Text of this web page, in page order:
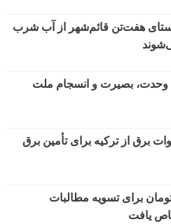
هفت‌تن قائم‌شهر از آب شرب
وحدت، بصیرت و انسجام ملت
۴۵۰ مگاوات برق از ترکیه برای تأمین برق
تومان برای تسویه مطالبات
یافت